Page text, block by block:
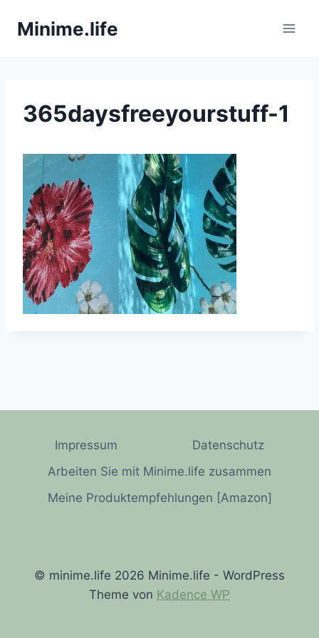
InhaltMinime.life
365daysfreeyourstuff-1
Impressum
Datenschutz
Arbeiten Sie mit Minime.life zusammen
Meine Produktempfehlungen [Amazon]
© minime.life 2026 Minime.life - WordPress
Theme von Kadence WP